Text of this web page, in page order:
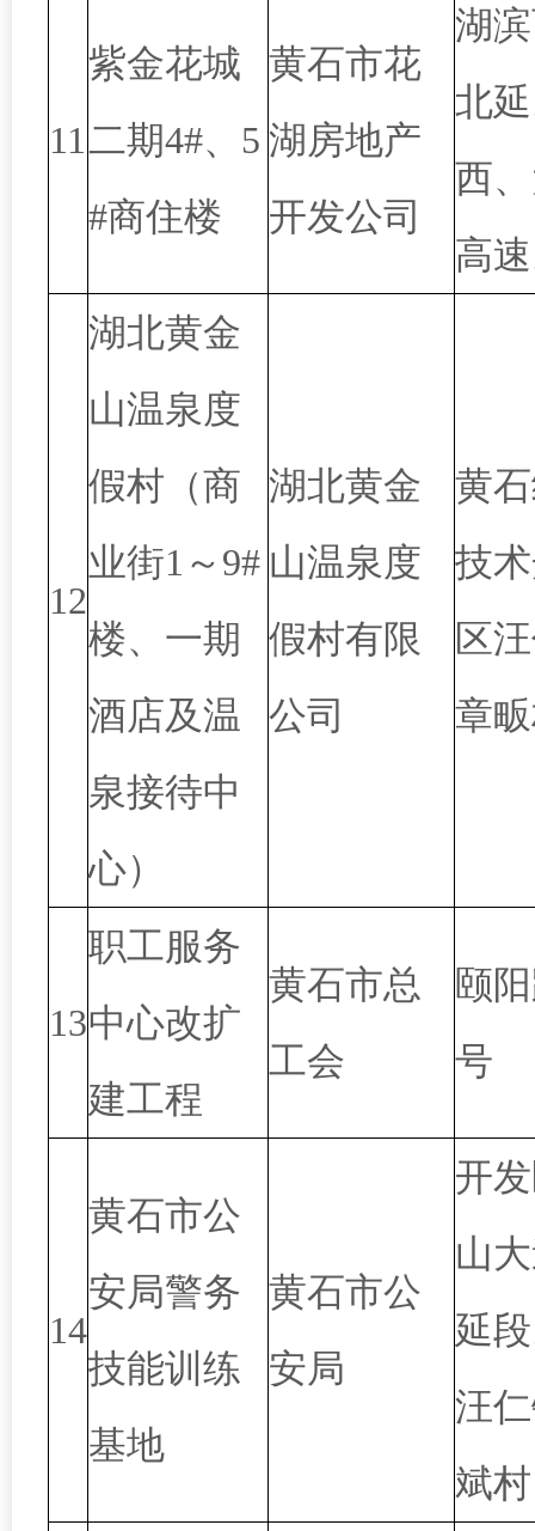
11
紫金花城
二期4#、5
#商住楼
黄石市花
湖房地产
开发公司
湖
北
西
高
12
湖北黄金
山温泉度
假村（商
业街1～9#
楼、一期
酒店及温
泉接待中
心）
湖北黄金
山温泉度
假村有限
公司
黄
技
区
章
13
职工服务
中心改扩
建工程
黄石市总
工会
颐
号
14
黄石市公
安局警务
技能训练
基地
黄石市公
安局
开
山
延
汪
斌村